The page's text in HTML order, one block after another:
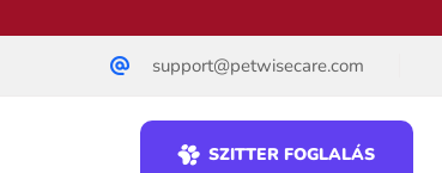
support@petwisecare.com
SZITTER FOGLALÁS